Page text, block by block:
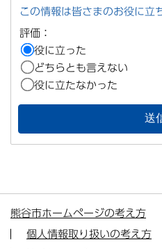
この情報は皆さまのお役に立
評価：
役に立った
どちらとも言えない
役に立たなかった
熊谷市ホームページの考え方
個人情報取り扱いの考え方